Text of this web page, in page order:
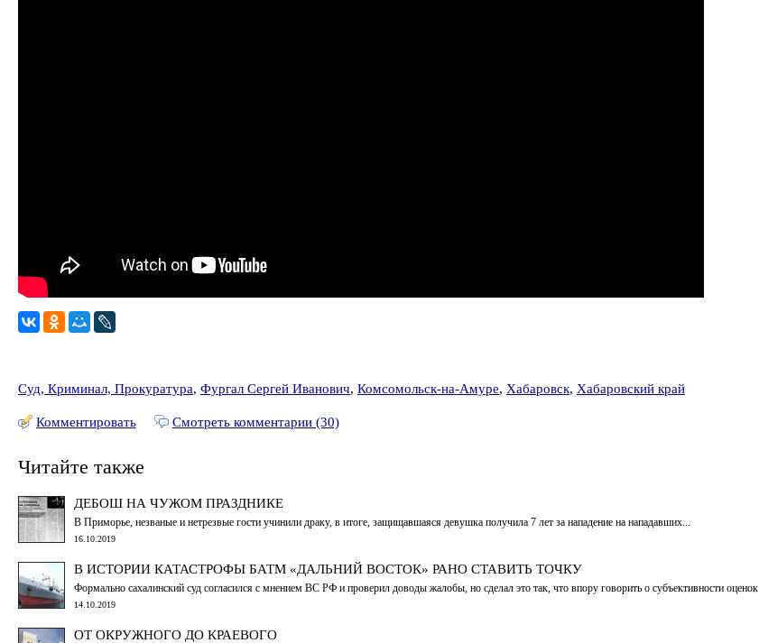
Суд, Криминал, Прокуратура, Фургал Сергей Иванович, Комсомольск-на-Амуре, Хабаровск, Хабаровский край
Комментировать Смотреть комментарии (30)
Читайте также
ДЕБОШ НА ЧУЖОМ ПРАЗДНИКЕ
В Приморье, незваные и нетрезвые гости учинили драку, в итоге, защищавшаяся девушка получила 7 лет за нападение на нападавших...
16.10.2019
В ИСТОРИИ КАТАСТРОФЫ БАТМ «ДАЛЬНИЙ ВОСТОК» РАНО СТАВИТЬ ТОЧКУ
Формально сахалинский суд согласился с мнением ВС РФ и проверил доводы жалобы, но сделал это так, что впору говорить о субъективности оценок
14.10.2019
ОТ ОКРУЖНОГО ДО КРАЕВОГО